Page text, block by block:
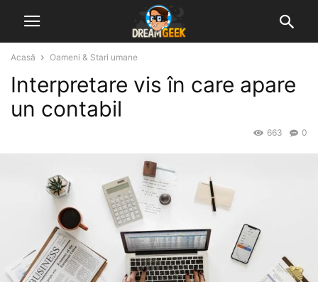
Acasă Oameni & Stari umane
Interpretare vis în care apare
un contabil
0
663